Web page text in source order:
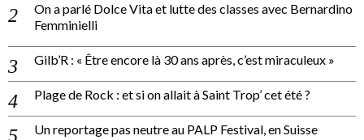
On a parlé Dolce Vita et lutte des classes avec Bernardino
Femminielli
Gilb’R : « Être encore là 30 ans après, c’est miraculeux »
Plage de Rock : et si on allait à Saint Trop’ cet été ?
Un reportage pas neutre au PALP Festival, en Suisse